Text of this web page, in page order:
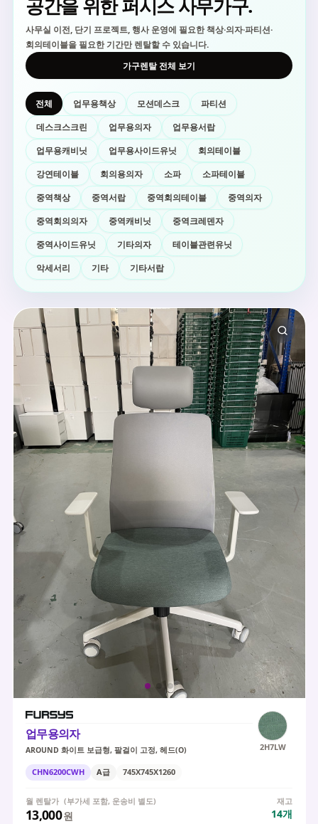
공간을 위한 퍼시스 사무가구.
사무실 이전, 단기 프로젝트, 행사 운영에 필요한 책상·의자·파티션·
회의테이블을 필요한 기간만 렌탈할 수 있습니다.
가구렌탈 전체 보기
전체 업무용책상 모션데스크
파티션
데스크스크린
업무용의자
업무용서랍
업무용캐비닛
업무용사이드유닛
회의테이블
강연테이블
회의용의자 소파
소파테이블
중역책상
중역서랍 중역회의테이블
중역의자
중역회의의자
중역캐비닛
중역크레덴자
중역사이드유닛
기타의자
테이블관련유닛
악세서리
기타 기타서랍
업무용의자
AROUND 화이트 보급형, 팔걸이 고정, 헤드(O) 2H7LW
CHN6200CWH A급 745X745X1260
월 렌탈가 (부가세 포함, 운송비 별도)
13,000원
재고
14개